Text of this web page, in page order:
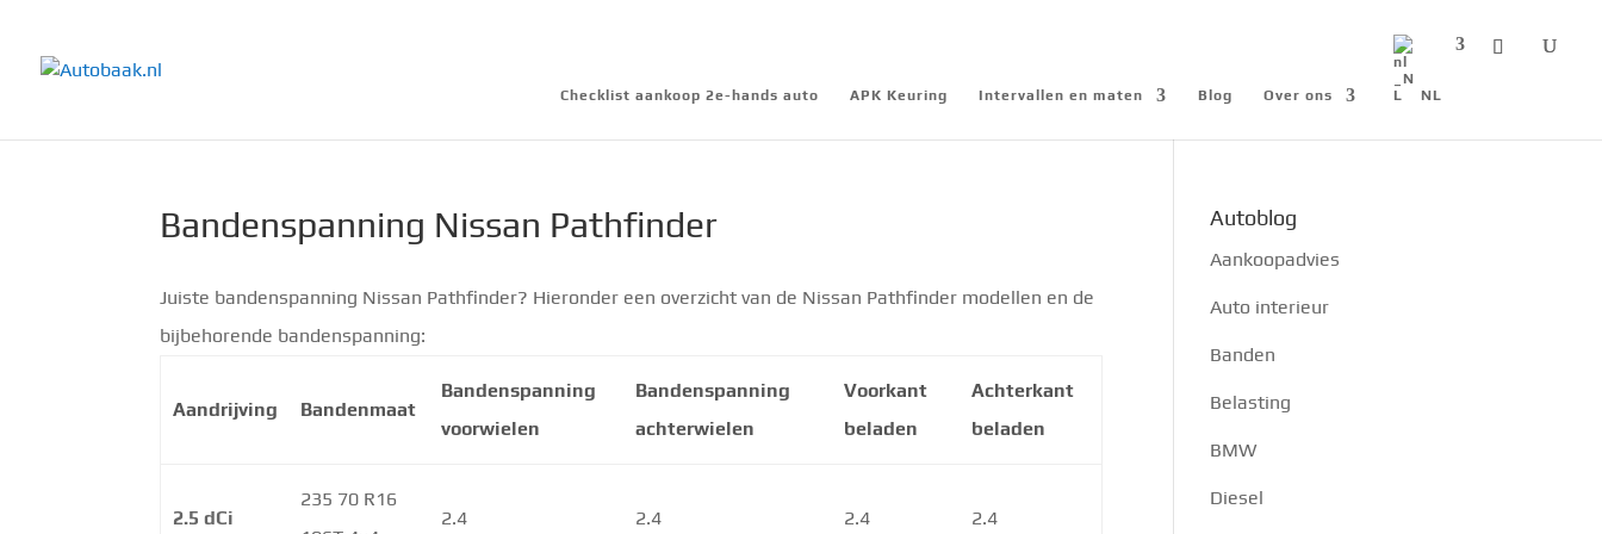
Checklist aankoop 2e-hands auto APK Keuring Intervallen en maten Blog Over ons NL
Bandenspanning Nissan Pathfinder
Juiste bandenspanning Nissan Pathfinder? Hieronder een overzicht van de Nissan Pathfinder modellen en de
bijbehorende bandenspanning:
Aandrijving Bandenmaat
Bandenspanning
voorwielen
Bandenspanning
achterwielen
Voorkant
beladen
Achterkant
beladen
2.5 dCi
235 70 R16
2.4 2.4 2.4 2.4
Autoblog
Aankoopadvies
Auto interieur
Banden
Belasting
BMW
Diesel